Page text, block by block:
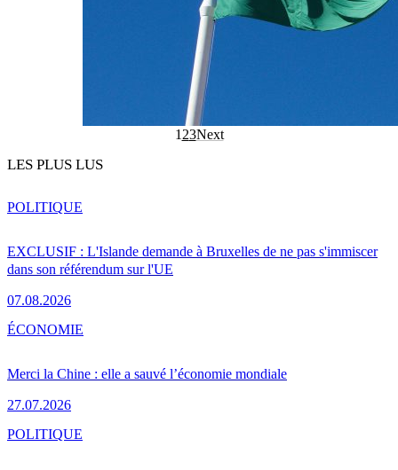
1 23Next
LES PLUS LUS
EXCLUSIF : L'Islande demande à Bruxelles de ne pas s'immiscer
dans son référendum sur l'UE
07.08.2026
POLITIQUE
Merci la Chine : elle a sauvé l’économie mondiale
27.07.2026
ÉCONOMIE
POLITIQUE